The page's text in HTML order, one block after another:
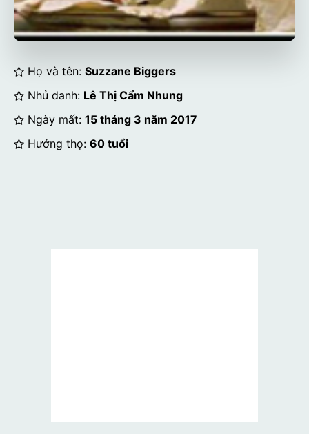
Họ và tên: Suzzane Biggers
Nhủ danh: Lê Thị Cẩm Nhung
Ngày mất: 15 tháng 3 năm 2017
Hưởng thọ: 60 tuổi